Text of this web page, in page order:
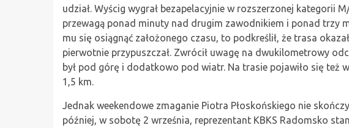
udział. Wyścig wygrał bezapelacyjnie w rozszerzonej kategorii
przewagą ponad minuty nad drugim zawodnikiem i ponad trzy
mu się osiągnąć założonego czasu, to podkreślił, że trasa
pierwotnie przypuszczał. Zwrócił uwagę na dwukilometrowy
był pod górę i dodatkowo pod wiatr. Na trasie pojawiło się też
1,5 km.
Jednak weekendowe zmaganie Piotra Płoskońskiego nie
później, w sobotę 2 września, reprezentant KBKS Radomsko